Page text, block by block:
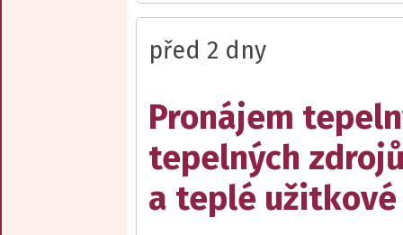
před 2 dny
Pronájem
tepelných
a teplé užitkové